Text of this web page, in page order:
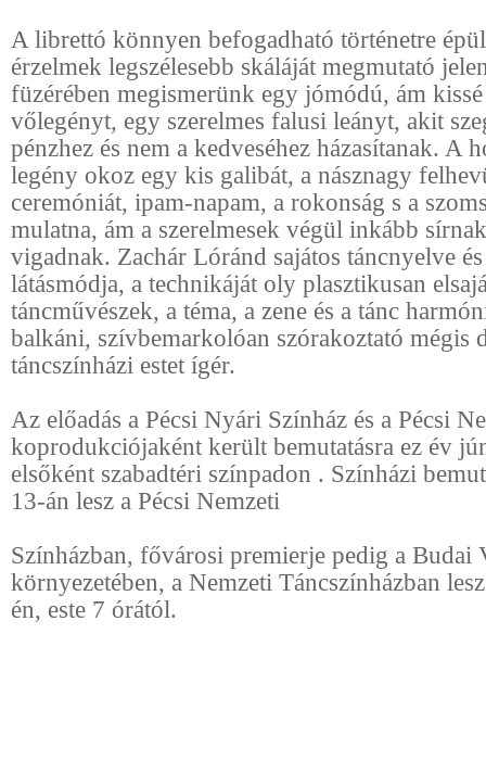
A librettó könnyen befogadható történetre
érzelmek legszélesebb skáláját megmutató
füzérében megismerünk egy jómódú, ám
vőlegényt, egy szerelmes falusi leányt, akit
pénzhez és nem a kedveséhez házasítanak. A
legény okoz egy kis galibát, a násznagy
ceremóniát, ipam-napam, a rokonság s a
mulatna, ám a szerelmesek végül inkább
vigadnak. Zachár Lóránd sajátos táncnyelve
látásmódja, a technikáját oly plasztikusan
táncművészek, a téma, a zene és a tánc
balkáni, szívbemarkolóan szórakoztató mégis
táncszínházi estet ígér.
Az előadás a Pécsi Nyári Színház és a Pécsi
koprodukciójaként került bemutatásra ez év
elsőként szabadtéri színpadon . Színházi
13-án lesz a Pécsi Nemzeti
Színházban, fővárosi premierje pedig a Budai
környezetében, a Nemzeti Táncszínházban
én, este 7 órától.